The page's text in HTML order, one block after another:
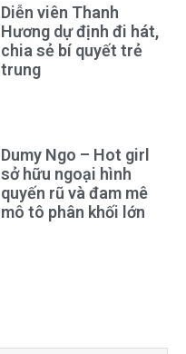
Diễn viên Thanh
Hương dự định đi hát,
chia sẻ bí quyết trẻ
trung
Dumy Ngo – Hot girl
sở hữu ngoại hình
quyến rũ và đam mê
mô tô phân khối lớn